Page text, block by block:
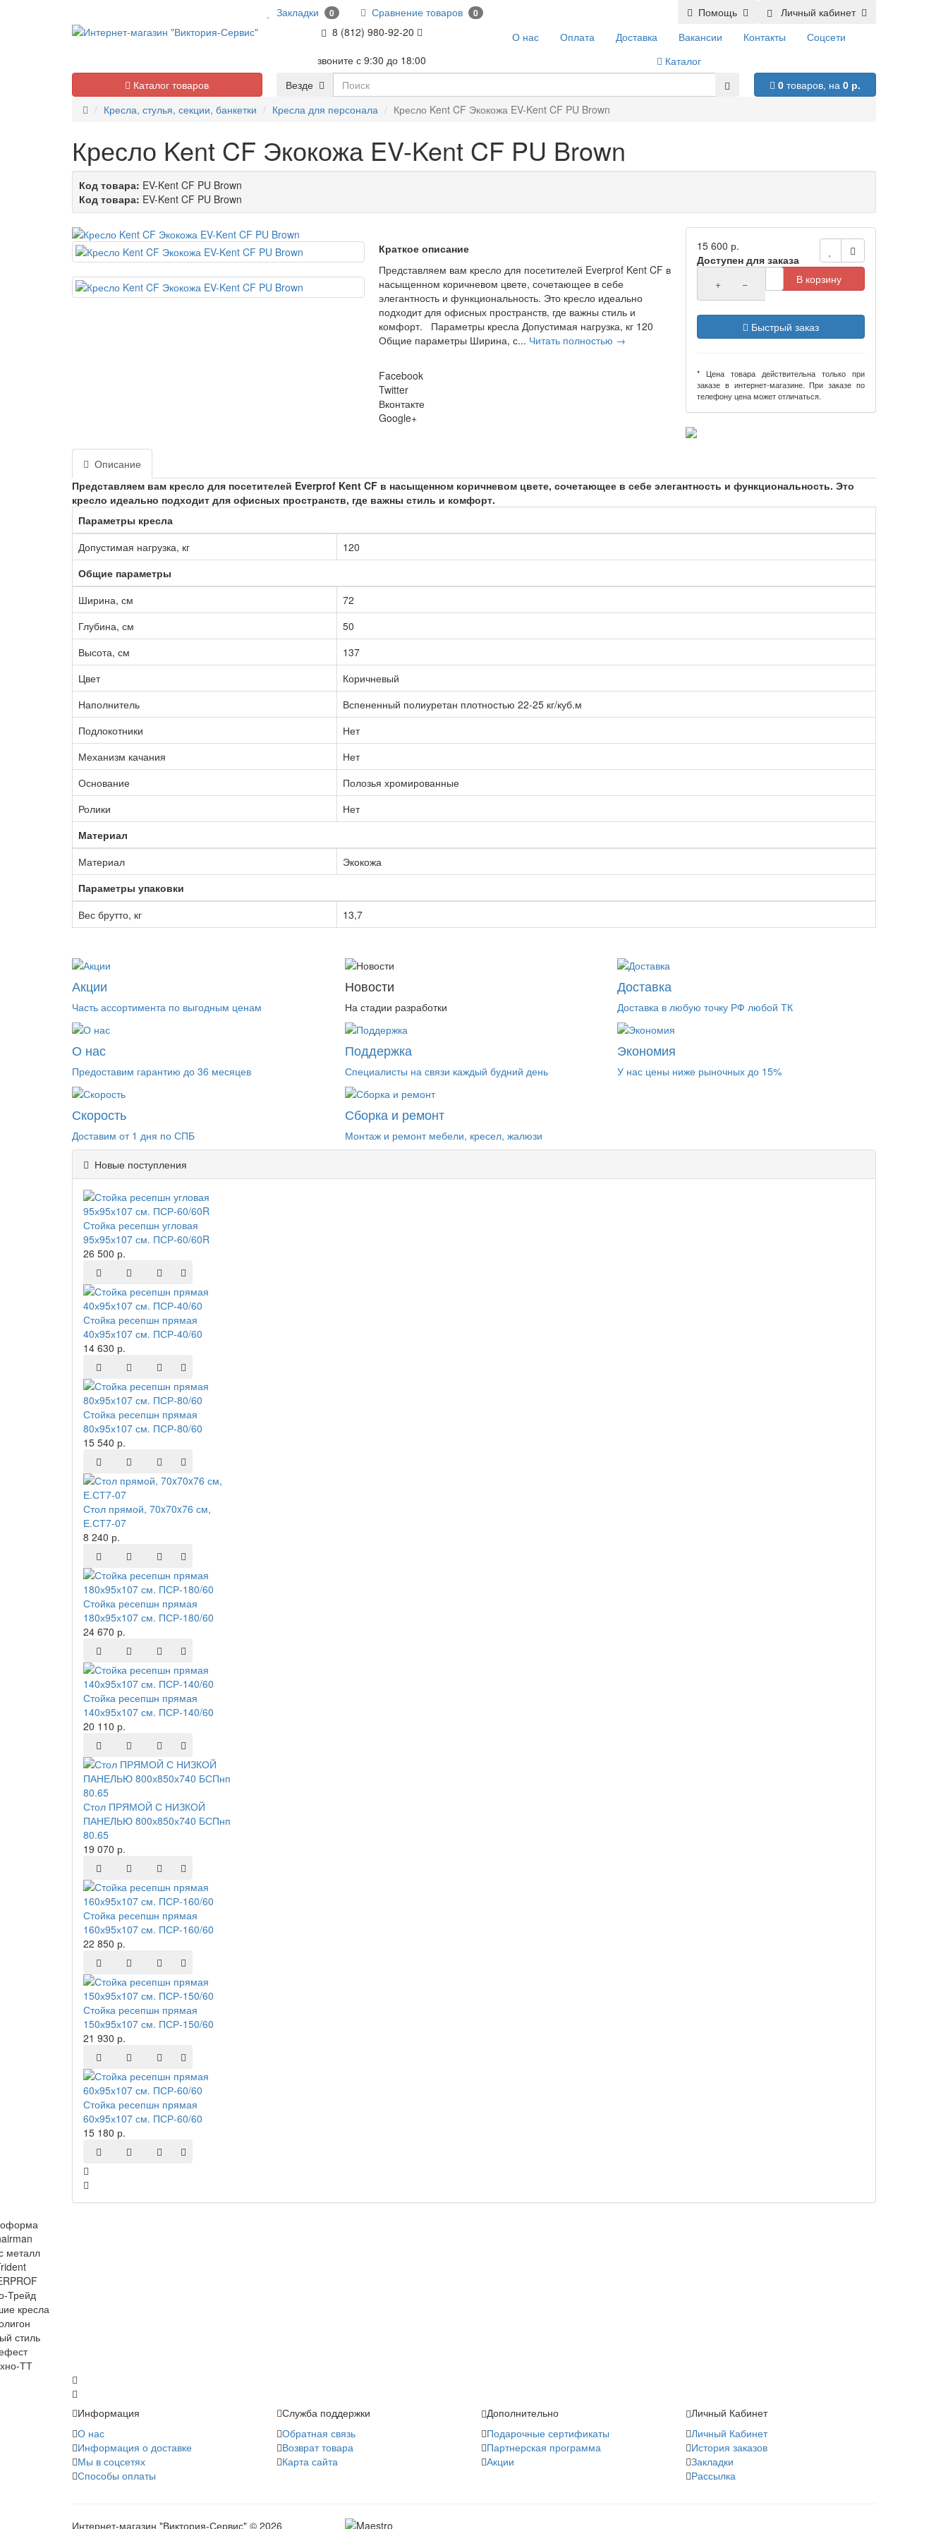
Личный кабинет
Помощь
Закладки 0 Сравнение товаров 0
8 (812) 980-92-20
звоните с 9:30 до 18:00
О нас Оплата Доставка Вакансии Контакты
Соцсети
Каталог
Везде
0товаров, на 0 р.
Каталог товаров
Кресла, стулья, секции, банкетки
Кресла для персонала Кресло Kent CF Экокожа EV-Kent CF PU Brown
Кресло Kent CF Экокожа EV-Kent CF PU Brown
Код товара: EV-Kent CF PU Brown
Код товара: EV-Kent CF PU Brown
Краткое описание
Представляем вам кресло для посетителей Everprof Kent CF в
насыщенном коричневом цвете, сочетающее в себе
элегантность и функциональность. Это кресло идеально
подходит для офисных пространств, где важны стиль и
комфорт. Параметры кресла Допустимая нагрузка, кг 120
Общие параметры Ширина, с... Читать полностью →
Facebook
Twitter
Вконтакте
Google+
15 600 р.
Доступен для заказа
+
− В корзину
Быстрый заказ
* Цена товара действительна только при
заказе в интернет-магазине. При заказе по
телефону цена может отличаться.
Описание
Представляем вам кресло для посетителей Everprof Kent CF в насыщенном коричневом цвете, сочетающее в себе элегантность и функциональность. Это
кресло идеально подходит для офисных пространств, где важны стиль и комфорт.
Параметры кресла
Допустимая нагрузка, кг
120
Общие параметры
Ширина, см
72
Глубина, см
50
Высота, см
137
Цвет
Коричневый
Наполнитель
Вспененный полиуретан плотностью 22-25 кг/куб.м
Подлокотники
Нет
Механизм качания
Нет
Основание
Полозья хромированные
Ролики
Нет
Материал
Материал
Экокожа
Параметры упаковки
Вес брутто, кг
13,7
Акции
Часть ассортимента по выгодным ценам
Новости
На стадии разработки
Доставка
Доставка в любую точку РФ любой ТК
О нас
Предоставим гарантию до 36 месяцев
Поддержка
Специалисты на связи каждый будний день
Экономия
У нас цены ниже рыночных до 15%
Скорость
Доставим от 1 дня по СПБ
Сборка и ремонт
Монтаж и ремонт мебели, кресел, жалюзи
Новые поступления
Стойка ресепшн угловая
95х95х107 см. ПСР-60/60R
26 500 р.
Стойка ресепшн прямая
40х95х107 см. ПСР-40/60
14 630 р.
Стойка ресепшн прямая
80х95х107 см. ПСР-80/60
15 540 р.
Стол прямой, 70x70x76 см,
Е.СТ7-07
8 240 р.
Стойка ресепшн прямая
180х95х107 см. ПСР-180/60
24 670 р.
Стойка ресепшн прямая
140х95х107 см. ПСР-140/60
20 110 р.
Стол ПРЯМОЙ С НИЗКОЙ
ПАНЕЛЬЮ 800х850х740 БСПнп
80.65
19 070 р.
Стойка ресепшн прямая
160х95х107 см. ПСР-160/60
22 850 р.
Стойка ресепшн прямая
150х95х107 см. ПСР-150/60
21 930 р.
Стойка ресепшн прямая
60х95х107 см. ПСР-60/60
15 180 р.
Информация
О нас
Информация о доставке
Мы в соцсетях
Способы оплаты
Служба поддержки
Обратная связь
Возврат товара
Карта сайта
Дополнительно
Подарочные сертификаты
Партнерская программа
Акции
Личный Кабинет
Личный Кабинет
История заказов
Закладки
Рассылка
Интернет-магазин "Виктория-Сервис" © 2026